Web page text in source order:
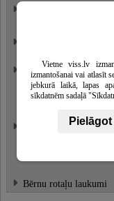
Pirtis
Baseini
Naktsmītnes
Bērnu rotaļu laukumi
Vietne viss.lv
izmantošanai vai atlasīt
jebkurā laikā, lapas
sīkdatnēm sadaļā